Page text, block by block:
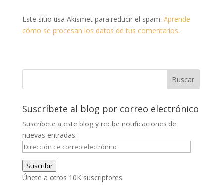
Este sitio usa Akismet para reducir el spam. Aprende
cómo se procesan los datos de tus comentarios.
Suscríbete al blog por correo electrónico
Suscríbete a este blog y recibe notificaciones de
nuevas entradas.
Dirección
de
correo
electrónico
Suscribir
Únete a otros 10K suscriptores